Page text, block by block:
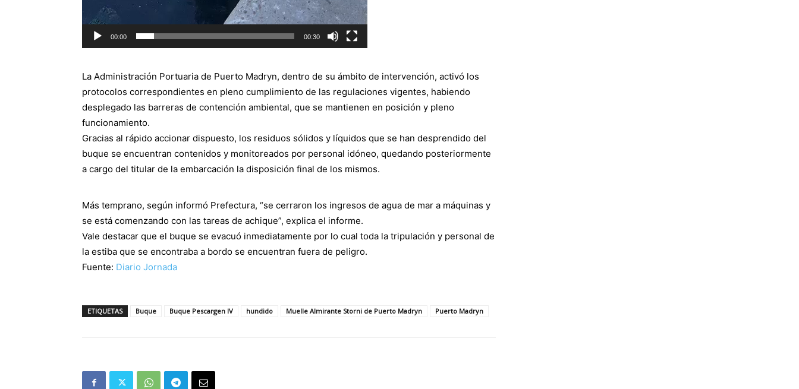
00:00 00:30
La Administración Portuaria de Puerto Madryn, dentro de su ámbito de intervención, activó los
protocolos correspondientes en pleno cumplimiento de las regulaciones vigentes, habiendo
desplegado las barreras de contención ambiental, que se mantienen en posición y pleno
funcionamiento.
Gracias al rápido accionar dispuesto, los residuos sólidos y líquidos que se han desprendido del
buque se encuentran contenidos y monitoreados por personal idóneo, quedando posteriormente
a cargo del titular de la embarcación la disposición final de los mismos.
Más temprano, según informó Prefectura, “se cerraron los ingresos de agua de mar a máquinas y
se está comenzando con las tareas de achique”, explica el informe.
Vale destacar que el buque se evacuó inmediatamente por lo cual toda la tripulación y personal de
la estiba que se encontraba a bordo se encuentran fuera de peligro.
Fuente: Diario Jornada
ETIQUETAS Buque Buque Pescargen IV hundido Muelle Almirante Storni de Puerto Madryn Puerto Madryn